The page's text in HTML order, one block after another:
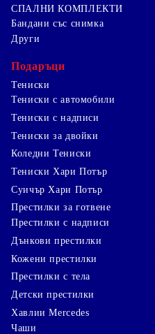
СПАЛНИ КОМПЛЕКТИ
Бандани със снимка
Други
Подаръци
Тениски
Тениски с автомобили
Тениски с надписи
Тениски за двойки
Коледни Тениски
Тениски Хари Потър
Суичър Хари Потър
Престилки за готвене
Престилки с надписи
Дънкови престилки
Кожени престилки
Престилки с тела
Детски престилки
Хавлии Mercedes
Чаши